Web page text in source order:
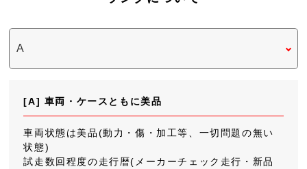
[A] 車両・ケースともに美品
車両状態は美品(動力・傷・加工等、一切問題の無い
状態)
試走数回程度の走行暦(メーカーチェック走行・新品